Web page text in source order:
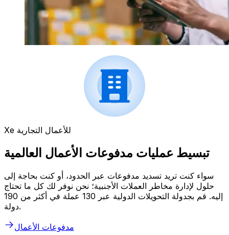
Xe للأعمال التجارية
تبسيط عمليات مدفوعات الأعمال العالمية
سواء كنت تريد تسديد مدفوعات عبر الحدود، أو كنت بحاجة إلى
حلول لإدارة مخاطر العملات الأجنبية؛ نحن نوفر لك كل ما تحتاج
إليه. قم بجدولة التحويلات الدولية عبر 130 عملة في أكثر من 190
دولة.
مدفوعات الأعمال